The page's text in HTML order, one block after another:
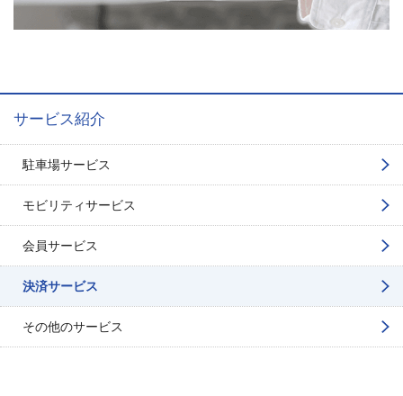
サービス紹介
駐車場サービス
モビリティサービス
会員サービス
決済サービス
その他のサービス